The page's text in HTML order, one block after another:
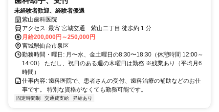
未経験者歓迎、経験者優遇
紫山歯科医院
アクセス: 最寄 宮城交通 紫山二丁目 徒歩約 1 分
月給200,000円～250,000円
宮城県仙台市泉区
勤務時間・曜日: 月〜水、金土曜日の8:30〜18:30（休憩時間 12:00～
14:00） ただし、祝日のある週の木曜日は勤務 ※残業あり（平均月6
時間）
仕事内容: 歯科医院で、患者さんの受付、歯科治療の補助などのお仕
事です。 特別な資格がなくても勤務可能です。
固定時間制 交通費支給 昇給あり